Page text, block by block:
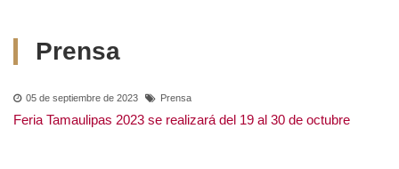
Prensa
05 de septiembre de 2023 Prensa
Feria Tamaulipas 2023 se realizará del 19 al 30 de